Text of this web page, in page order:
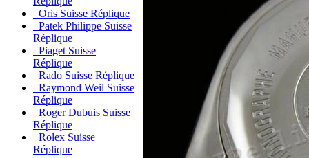
Oris Suisse Réplique
Patek Philippe Suisse
Réplique
Piaget Suisse
Réplique
Rado Suisse Réplique
Raymond Weil Suisse
Réplique
Roger Dubuis Suisse
Réplique
Rolex Suisse
Réplique